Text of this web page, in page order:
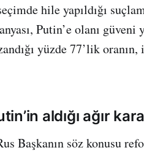
hile yapıldığı
Putin’e olanı
yüzde 77’lik
aldığı ağır
Başkanın söz konusu